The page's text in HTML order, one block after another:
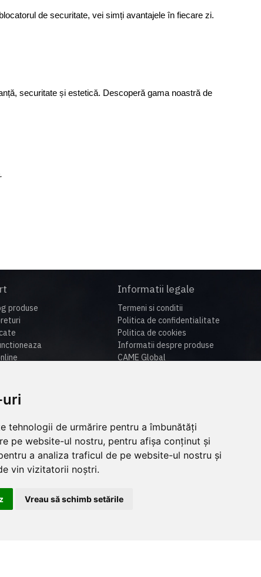
uri
tehnologii de urmărire pentru a îmbunătăți
pe website-ul nostru, pentru afișa conținut și
a analiza traficul de pe website-ul nostru și
vin vizitatorii noștri.
Vreau să schimb setările
de securitate, vei simți avantajele în fiecare zi.
securitate și estetică. Descoperă gama noastră de
produse
livrare
de retur
Informatii legale
Termeni si conditii
Politica de confidentialitate
Politica de cookies
Informatii despre produse
CAME Global